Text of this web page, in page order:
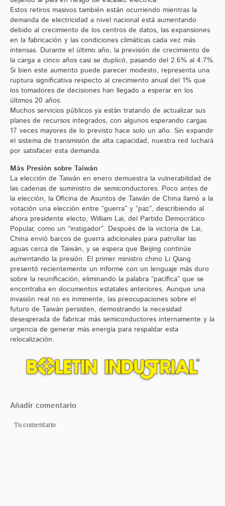
Estos retiros masivos también están ocurriendo mientras la
demanda de electricidad a nivel nacional está aumentando
debido al crecimiento de los centros de datos, las expansiones
en la fabricación y las condiciones climáticas cada vez más
intensas. Durante el último año, la previsión de crecimiento de
la carga a cinco años casi se duplicó, pasando del 2.6% al 4.7%.
Si bien este aumento puede parecer modesto, representa una
ruptura significativa respecto al crecimiento anual del 1% que
los tomadores de decisiones han llegado a esperar en los
últimos 20 años.
Muchos servicios públicos ya están tratando de actualizar sus
planes de recursos integrados, con algunos esperando cargas
17 veces mayores de lo previsto hace solo un año. Sin expandir
el sistema de transmisión de alta capacidad, nuestra red luchará
por satisfacer esta demanda.
Más Presión sobre Taiwán
La elección de Taiwán en enero demuestra la vulnerabilidad de
las cadenas de suministro de semiconductores. Poco antes de
la elección, la Oficina de Asuntos de Taiwán de China llamó a la
votación una elección entre “guerra” y “paz”, describiendo al
ahora presidente electo, William Lai, del Partido Democrático
Popular, como un “instigador”. Después de la victoria de Lai,
China envió barcos de guerra adicionales para patrullar las
aguas cerca de Taiwán, y se espera que Beijing continúe
aumentando la presión. El primer ministro chino Li Qiang
presentó recientemente un informe con un lenguaje más duro
sobre la reunificación, eliminando la palabra “pacífica” que se
encontraba en documentos estatales anteriores. Aunque una
invasión real no es inminente, las preocupaciones sobre el
futuro de Taiwán persisten, demostrando la necesidad
desesperada de fabricar más semiconductores internamente y la
urgencia de generar más energía para respaldar esta
relocalización.
Añadir comentario
Tu comentario